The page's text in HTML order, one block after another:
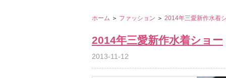
ホーム ＞ ファッション ＞ 2014年三愛新作水着
2014年三愛新作水着ショー
2013-11-12